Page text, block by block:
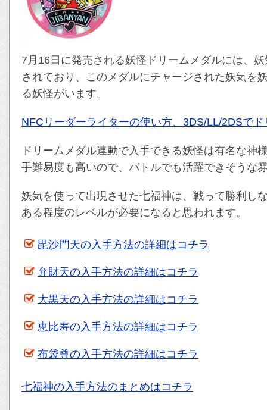
7月16日に発売される妖怪ドリームメダルには、
されており、このメダルにチャージされた妖気を
る妖怪がいます。
NFCリーダーライターの使い方、3DS/LL/2DSで
ドリームメダル連動で入手できる妖怪は有名な神
手難易度も高いので、バトルでも活躍できそうな
妖気を使って出現させた七福神は、戦って勝利し
ある程度のレベルが必要になると思われます。
毘沙門天の入手方法の詳細はコチラ
弁財天の入手方法の詳細はコチラ
大黒天の入手方法の詳細はコチラ
恵比寿の入手方法の詳細はコチラ
布袋尊の入手方法の詳細はコチラ
七福神の入手方法のまとめはコチラ